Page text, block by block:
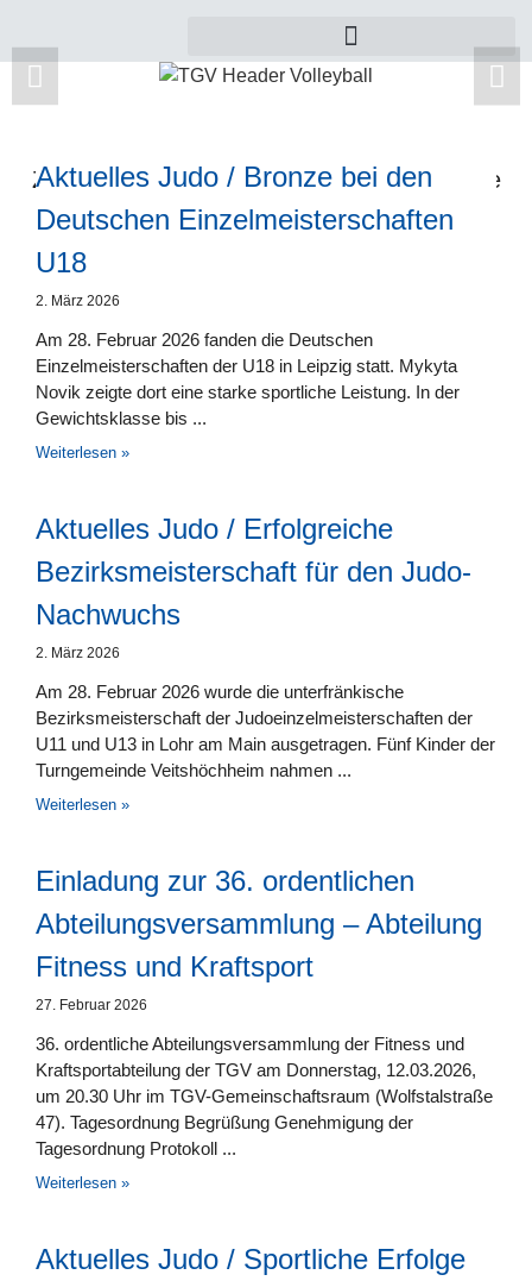
Zu dieser Kategorie gibt es leider noch keine
Beiträge.
Aktuelles Judo / Bronze bei den
Deutschen Einzelmeisterschaften
U18
2. März 2026
Am 28. Februar 2026 fanden die Deutschen
Einzelmeisterschaften der U18 in Leipzig statt. Mykyta
Novik zeigte dort eine starke sportliche Leistung. In der
Gewichtsklasse bis
Weiterlesen »
Aktuelles Judo / Erfolgreiche
Bezirksmeisterschaft für den Judo-
Nachwuchs
2. März 2026
Am 28. Februar 2026 wurde die unterfränkische
Bezirksmeisterschaft der Judoeinzelmeisterschaften der
U11 und U13 in Lohr am Main ausgetragen. Fünf Kinder der
Turngemeinde Veitshöchheim nahmen
Weiterlesen »
Einladung zur 36. ordentlichen
Abteilungsversammlung – Abteilung
Fitness und Kraftsport
27. Februar 2026
36. ordentliche Abteilungsversammlung der Fitness und
Kraftsportabteilung der TGV am Donnerstag, 12.03.2026,
um 20.30 Uhr im TGV-Gemeinschaftsraum (Wolfstalstraße
47). Tagesordnung Begrüßung Genehmigung der
Tagesordnung Protokoll
Weiterlesen »
Aktuelles Judo / Sportliche Erfolge